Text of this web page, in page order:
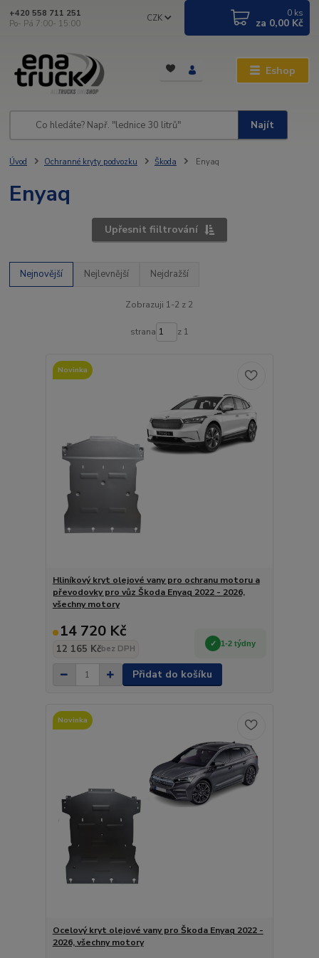
Eshop
CZK
Najít
+420 558 711 251
Po- Pá 7:00- 15:00
0 ks
za 0,00 Kč
Úvod Ochranné kryty podvozku Škoda Enyaq
Enyaq
Upřesnit fiiltrování
Nejnovější Nejlevnější Nejdražší
Zobrazuji 1-2 z 2
strana z 1
Novinka
Hliníkový kryt olejové vany pro ochranu motoru a
převodovky pro vůz Škoda Enyaq 2022 - 2026,
všechny motory
14 720 Kč
12 165 Kčbez DPH
1-2 týdny
Přidat do košíku
Novinka
Ocelový kryt olejové vany pro Škoda Enyaq 2022 -
2026, všechny motory